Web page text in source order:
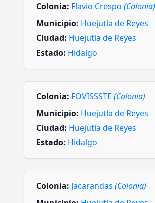
Colonia: Flavio Crespo (Colonia)
Municipio: Huejutla de Reyes
Ciudad: Huejutla de Reyes
Estado: Hidalgo
Colonia: FOVISSSTE (Colonia)
Municipio: Huejutla de Reyes
Ciudad: Huejutla de Reyes
Estado: Hidalgo
Colonia: Jacarandas (Colonia)